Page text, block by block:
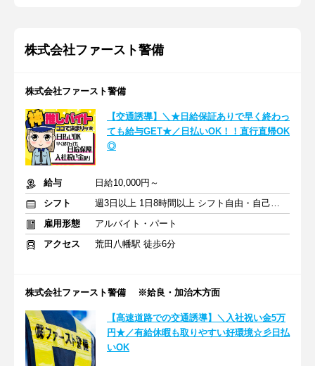
株式会社ファースト警備
株式会社ファースト警備
【交通誘導】＼★日給保証ありで早く終わっ
ても給与GET★／日払いOK！！直行直帰OK
◎
給与
日給10,000円～
シフト
週3日以上 1日8時間以上 シフト自由・自己申告
雇用形態
アルバイト・パート
アクセス
荒田八幡駅 徒歩6分
株式会社ファースト警備 ※姶良・加治木方面
【高速道路での交通誘導】＼入社祝い金5万
円★／有給休暇も取りやすい好環境☆彡日払
いOK